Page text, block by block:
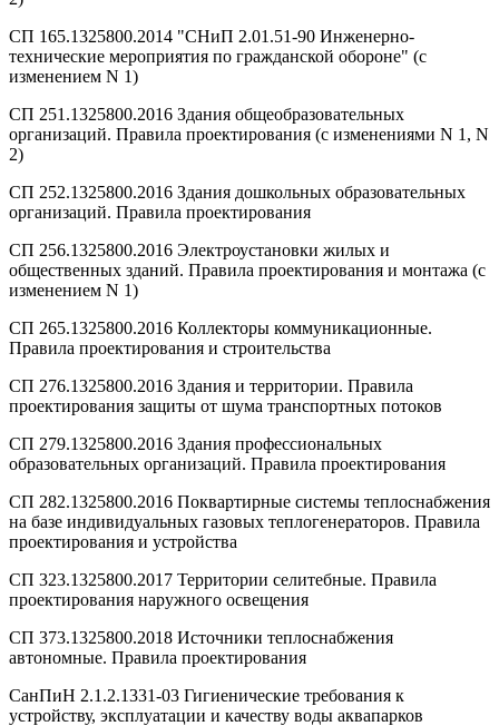
СП 165.1325800.2014 "СНиП 2.01.51-90 Инженерно-
технические мероприятия по гражданской обороне" (с
изменением N 1)
СП 251.1325800.2016 Здания общеобразовательных
организаций. Правила проектирования (с изменениями N 1, N
2)
СП 252.1325800.2016 Здания дошкольных образовательных
организаций. Правила проектирования
СП 256.1325800.2016 Электроустановки жилых и
общественных зданий. Правила проектирования и монтажа (с
изменением N 1)
СП 265.1325800.2016 Коллекторы коммуникационные.
Правила проектирования и строительства
СП 276.1325800.2016 Здания и территории. Правила
проектирования защиты от шума транспортных потоков
СП 279.1325800.2016 Здания профессиональных
образовательных организаций. Правила проектирования
СП 282.1325800.2016 Поквартирные системы теплоснабжения
на базе индивидуальных газовых теплогенераторов. Правила
проектирования и устройства
СП 323.1325800.2017 Территории селитебные. Правила
проектирования наружного освещения
СП 373.1325800.2018 Источники теплоснабжения
автономные. Правила проектирования
СанПиН 2.1.2.1331-03 Гигиенические требования к
устройству, эксплуатации и качеству воды аквапарков